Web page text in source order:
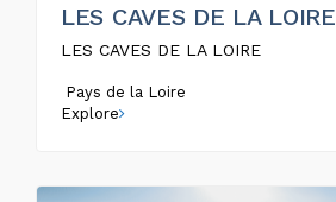
LES CAVES DE LA LOIRE
LES CAVES DE LA LOIRE
Pays de la Loire
Explore